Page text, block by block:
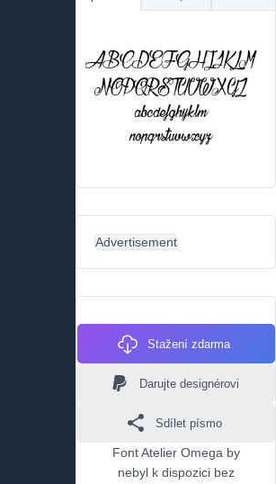
Advertisement
Stažení zdarma
Darujte designérovi
Sdílet písmo
Font Atelier Omega by
nebyl k dispozici bez